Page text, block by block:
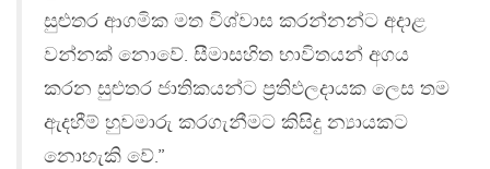
සුළුතර ආගමික මත විශ්වාස කරන්නන්ට අදාළ
වන්නක් නොවේ. සීමාසහිත භාවිතයන් අගය
කරන සුළුතර ජාතිකයන්ට ප්‍රතිඵලදායක ලෙස තම
ඇදහීම් හුවමාරු කරගැනීමට කිසිදු න්‍යායකට
නොහැකි වේ.”